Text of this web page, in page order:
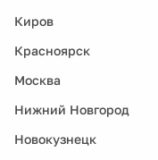
Киров
Красноярск
Москва
Нижний Новгород
Новокузнецк